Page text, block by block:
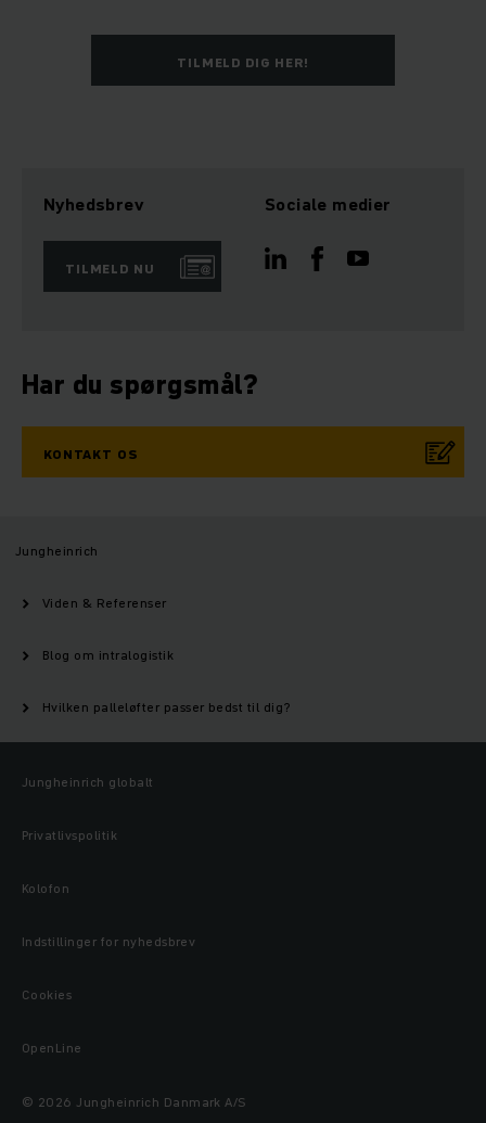
TILMELD DIG HER!
Nyhedsbrev
TILMELD NU
Sociale medier
Har du spørgsmål?
KONTAKT OS
Jungheinrich
Viden & Referenser
Blog om intralogistik
Hvilken palleløfter passer bedst til dig?
Jungheinrich globalt
Privatlivspolitik
Kolofon
Indstillinger for nyhedsbrev
Cookies
OpenLine
© 2026 Jungheinrich Danmark A/S